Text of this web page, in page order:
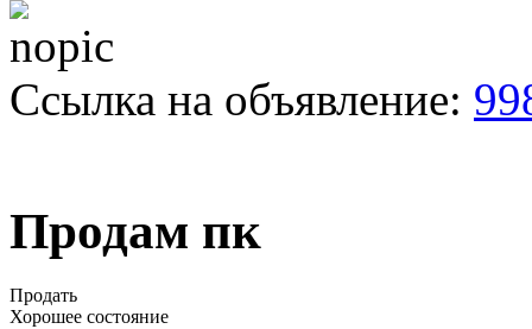
Ссылка на объявление:
Продам пк
Продать
Хорошее состояние